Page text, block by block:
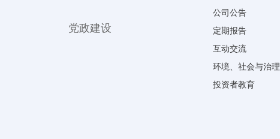
党政建设
公司公告
定期报告
互动交流
环境、社会与治理
投资者教育